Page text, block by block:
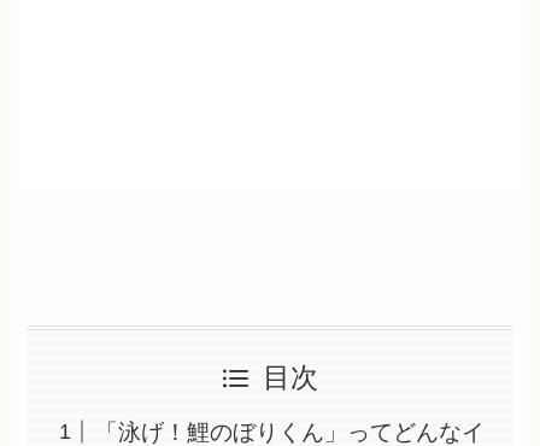
目次
「泳げ！鯉のぼりくん」ってどんなイ